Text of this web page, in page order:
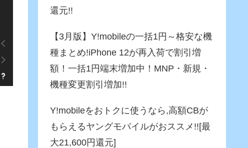
還元!!
【3月版】Y!mobileの一括1円～格安な機
種まとめ!iPhone 12が再入荷で割引増
額！一括1円端末増加中！MNP・新規・
機種変更割引増加!!
Y!mobileをおトクに使うなら,高額CBが
もらえるヤングモバイルがおススメ!![最
大21,600円還元]